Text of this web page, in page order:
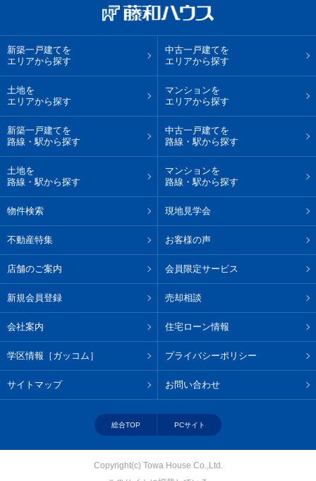
新築一戸建てを
エリアから探す
中古一戸建てを
エリアから探す
土地を
エリアから探す
マンションを
エリアから探す
新築一戸建てを
路線・駅から探す
中古一戸建てを
路線・駅から探す
土地を
路線・駅から探す
マンションを
路線・駅から探す
物件検索 現地見学会
不動産特集 お客様の声
店舗のご案内 会員限定サービス
新規会員登録 売却相談
会社案内 住宅ローン情報
学区情報［ガッコム］ プライバシーポリシー
サイトマップ お問い合わせ
総合TOP PCサイト
Copyright(c) Towa House Co.,Ltd.